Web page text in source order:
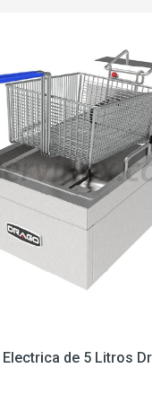
de 5 Litros